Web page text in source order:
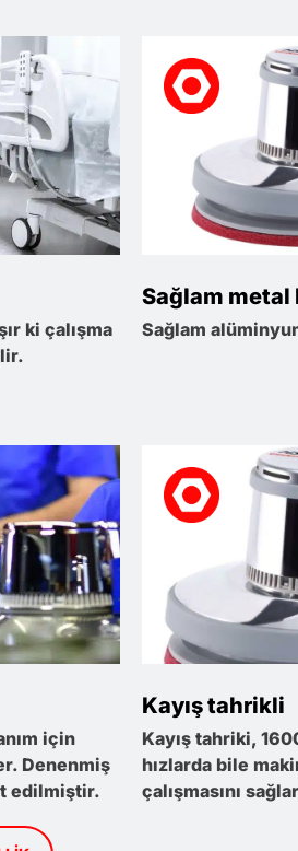
ki çalışma
Sağlam
Sağlam
için
Denenmiş
edilmiştir.
Kayış tahrikli
Kayış tahriki,
hızlarda bile
çalışmasını